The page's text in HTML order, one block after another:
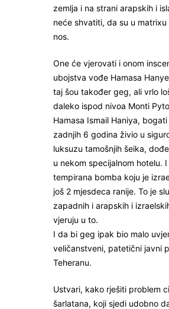
zemlja i na strani arapskih i
neće shvatiti, da su u
nos.
One će vjerovati i onom
ubojstva vođe Hamasa
taj šou također geg, ali vrlo
daleko ispod nivoa Monti
Hamasa Ismail Haniya,
zadnjih 6 godina živio u
luksuzu tamošnjih šeika,
u nekom specijalnom hotelu.
tempirana bomba koju je
još 2 mjesdeca ranije. To je
zapadnih i arapskih i
vjeruju u to.
I da bi geg ipak bio malo
veličanstveni, patetični javni
Teheranu.
Ustvari, kako rješiti problem
šarlatana, koji sjedi udobno